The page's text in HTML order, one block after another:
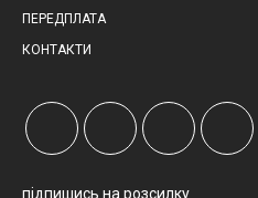
ПЕРЕДПЛАТА
КОНТАКТИ
підпишись на розсилку